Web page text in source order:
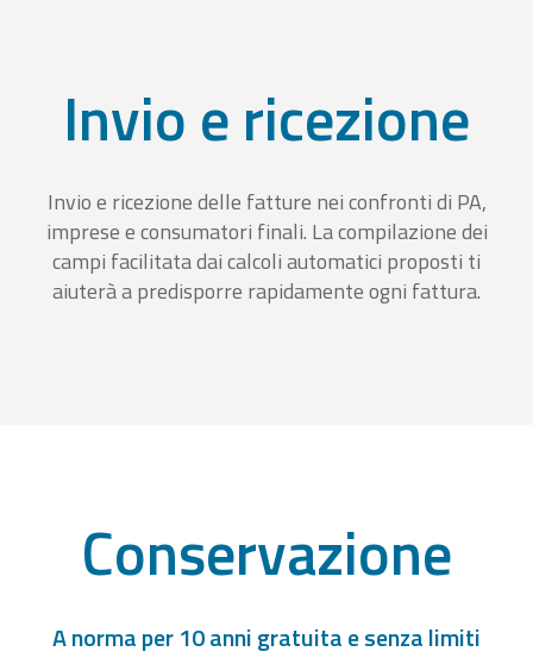
Invio e ricezione
Invio e ricezione delle fatture nei confronti di PA,
imprese e consumatori finali. La compilazione dei
campi facilitata dai calcoli automatici proposti ti
aiuterà a predisporre rapidamente ogni fattura.
Conservazione
A norma per 10 anni gratuita e senza limiti